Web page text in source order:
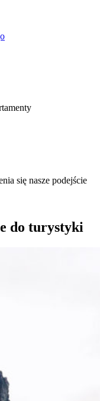
się nasze podejście
do turystyki